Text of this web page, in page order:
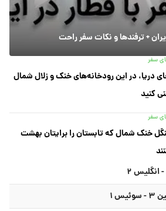
+ ترفندها و نکات سفر راحت
سفر
دریا، در این رودخانه‌های خنک و زلال شمال
کنید
سفر
خنک شمال که تابستان را برایتان بهشت
۱